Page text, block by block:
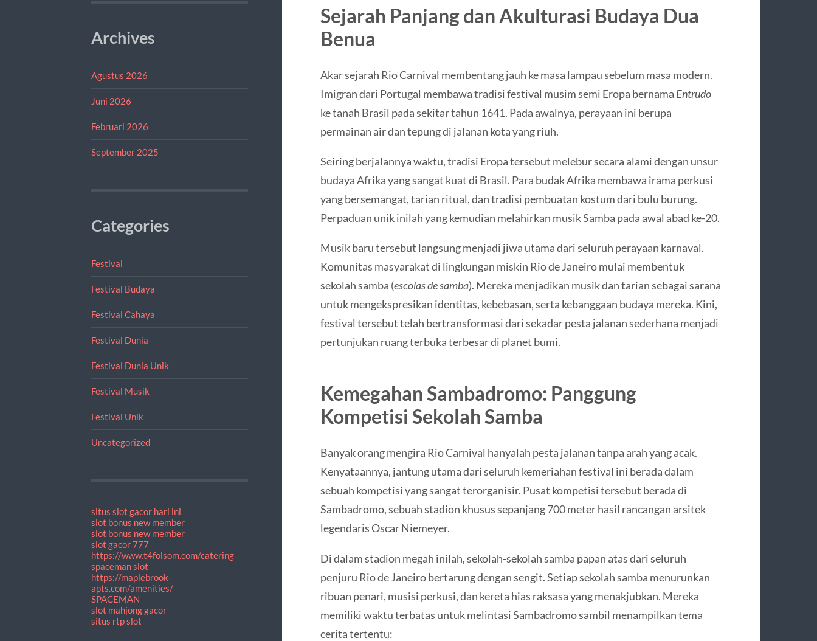
Archives
Agustus 2026
Juni 2026
Februari 2026
September 2025
Categories
Festival
Festival Budaya
Festival Cahaya
Festival Dunia
Festival Dunia Unik
Festival Musik
Festival Unik
Uncategorized
situs slot gacor hari ini
slot bonus new member
slot bonus new member
slot gacor 777
https://www.t4folsom.com/catering
spaceman slot
https://maplebrook-
apts.com/amenities/
SPACEMAN
slot mahjong gacor
situs rtp slot
Sejarah Panjang dan Akulturasi Budaya Dua
Benua
Akar sejarah Rio Carnival membentang jauh ke masa lampau sebelum masa modern.
Imigran dari Portugal membawa tradisi festival musim semi Eropa bernama Entrudo
ke tanah Brasil pada sekitar tahun 1641. Pada awalnya, perayaan ini berupa
permainan air dan tepung di jalanan kota yang riuh.
Seiring berjalannya waktu, tradisi Eropa tersebut melebur secara alami dengan unsur
budaya Afrika yang sangat kuat di Brasil. Para budak Afrika membawa irama perkusi
yang bersemangat, tarian ritual, dan tradisi pembuatan kostum dari bulu burung.
Perpaduan unik inilah yang kemudian melahirkan musik Samba pada awal abad ke-20.
Musik baru tersebut langsung menjadi jiwa utama dari seluruh perayaan karnaval.
Komunitas masyarakat di lingkungan miskin Rio de Janeiro mulai membentuk
sekolah samba (escolas de samba). Mereka menjadikan musik dan tarian sebagai sarana
untuk mengekspresikan identitas, kebebasan, serta kebanggaan budaya mereka. Kini,
festival tersebut telah bertransformasi dari sekadar pesta jalanan sederhana menjadi
pertunjukan ruang terbuka terbesar di planet bumi.
Kemegahan Sambadromo: Panggung
Kompetisi Sekolah Samba
Banyak orang mengira Rio Carnival hanyalah pesta jalanan tanpa arah yang acak.
Kenyataannya, jantung utama dari seluruh kemeriahan festival ini berada dalam
sebuah kompetisi yang sangat terorganisir. Pusat kompetisi tersebut berada di
Sambadromo, sebuah stadion khusus sepanjang 700 meter hasil rancangan arsitek
legendaris Oscar Niemeyer.
Di dalam stadion megah inilah, sekolah-sekolah samba papan atas dari seluruh
penjuru Rio de Janeiro bertarung dengan sengit. Setiap sekolah samba menurunkan
ribuan penari, musisi perkusi, dan kereta hias raksasa yang menakjubkan. Mereka
memiliki waktu terbatas untuk melintasi Sambadromo sambil menampilkan tema
cerita tertentu: